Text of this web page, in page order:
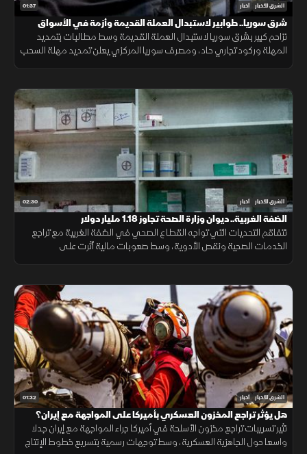
01:37 الشرق للأخبار أخبار
شرق سوريا.. طوابير لاستبدال العملة القديمة وأزمة في الأسواق
تزاحم كبير بشرق سوريا لاستبدال العملة القديمة وسط مطالبات بتمديد
المهلة وركود تجاري حاد، ومصرف سوريا المركزي يعلن تمديد مهلة السحب
02:30 الشرق للأخبار أخبار
الضفة الغربية.. ديوان وزارة الصحة تجاوز 1.18 مليار دولار
تتفاقم التحديات التي تواجه القطاع الصحي في الضفة الغربية مع تراجع
الخدمات الصحية ونقص الأدوية، وسط صعوبات مالية أثرت على
01:32 الشرق للأخبار أخبار
هل يؤثر تراجع المخزون العسكري بأميركا على المواجهة مع إيران؟
تثير تسريبات تراجع مخزون الأسلحة في أميركا جراء المواجهة مع إيران جدلا
واسعا حول الجاهزية العسكرية، وسط توجهات رسمية بتسريع خطوط الإنتاج